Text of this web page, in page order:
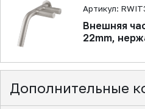
Артикул:
Внешняя
22mm,
Дополнительные